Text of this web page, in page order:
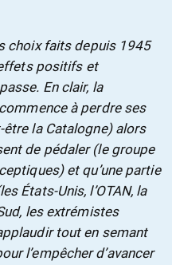
choix faits depuis 1945
positifs et
En clair, la
à perdre ses
être la Catalogne) alors
de pédaler (le groupe
et qu’une partie
États-Unis, l’OTAN, la
les extrémistes
tout en semant
l’empêcher d’avancer